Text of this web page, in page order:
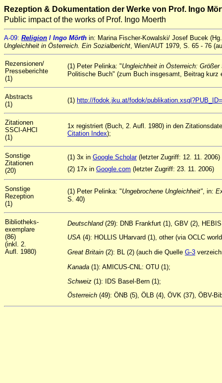
Rezeption & Dokumentation der Werke von Prof. Ingo
Public impact of the works of Prof. Ingo Moerth
A-09: Religion / Ingo Mörth in: Marina Fischer-Kowalski/ Josef Bucek
Ungleichheit in Österreich. Ein Sozialbericht, Wien/AUT 1979, S. 65 - 76
Rezensionen/
Presseberichte
(1)
(1) Peter Pelinka: "Ungleichheit in Österreich:
Politische Buch" (zum Buch insgesamt, Beitrag kurz
Abstracts
(1)
(1) http://fodok.jku.at/fodok/
Zitationen
SSCI-AHCI
(1)
1x registriert (Buch, 2. Aufl. 1980) in den
Citation Index);
Sonstige
Zitationen
(20)
(1) 3x in Google Scholar(letzter Zugriff: 12. 11. 2006)
(2) 17x in Google.com (letzter Zugriff: 23. 11. 2006)
Sonstige
Rezeption
(1)
(1) Peter Pelinka: "Ungebrochene Ungleichheit", in:
S. 40)
Bibliotheks-
exemplare
(86)
(inkl. 2.
Aufl. 1980)
Deutschland(29): DNB Frankfurt (1), GBV (2),
USA (4): HOLLIS UHarvard (1), other (via OCLC
Great Britain (2): BL (2) (auch die Quelle G-3
Kanada (1): AMICUS-CNL: OTU (1);
Schweiz (1): IDS Basel-Bern (1);
Österreich (49): ÖNB (5), ÖLB (4), ÖVK (37), ÖBV-